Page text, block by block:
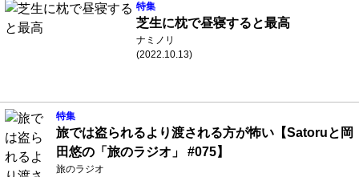
特集
芝生に枕で昼寝すると最高
ナミノリ
(2022.10.13)
特集
旅では盗られるより渡される方が怖い【Satoruと岡
田悠の「旅のラジオ」 #075】
旅のラジオ